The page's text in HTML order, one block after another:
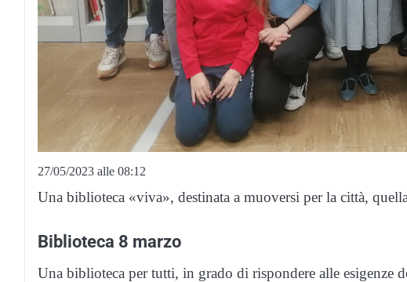
27/05/2023 alle 08:12
Una biblioteca «viva», destinata a muoversi per la città,
Biblioteca 8 marzo
Una biblioteca per tutti, in grado di rispondere alle esigenze